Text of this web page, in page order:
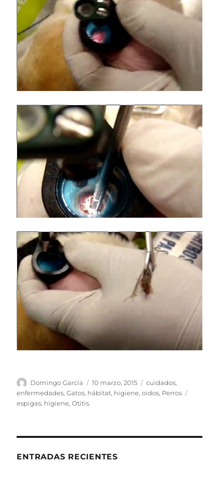
Autor
Domingo García
Publicado
el
10 marzo, 2015 Categorías
cuidados,
enfermedades,Gatos, hábitat, higiene,oidos, Perros
espigas, higiene,Otitis.
ENTRADAS RECIENTES